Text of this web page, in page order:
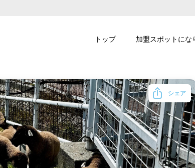
シェア
トップ 加盟スポットにな